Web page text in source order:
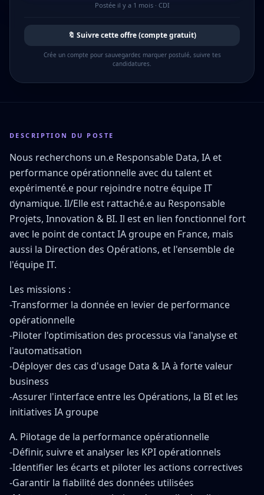
Postée il y a 1 mois· CDI
🔖 Suivre cette offre (compte gratuit)
Crée un compte pour sauvegarder, marquer postulé, suivre tes
candidatures.
DESCRIPTION DU POSTE
Nous recherchons un.e Responsable Data, IA et
performance opérationnelle avec du talent et
expérimenté.e pour rejoindre notre équipe IT
dynamique. Il/Elle est rattaché.e au Responsable
Projets, Innovation & BI. Il est en lien fonctionnel fort
avec le point de contact IA groupe en France, mais
aussi la Direction des Opérations, et l'ensemble de
l'équipe IT.
Les missions :
-Transformer la donnée en levier de performance
opérationnelle
-Piloter l'optimisation des processus via l'analyse et
l'automatisation
-Déployer des cas d'usage Data & IA à forte valeur
business
-Assurer l'interface entre les Opérations, la BI et les
initiatives IA groupe
A. Pilotage de la performance opérationnelle
-Définir, suivre et analyser les KPI opérationnels
-Identifier les écarts et piloter les actions correctives
-Garantir la fiabilité des données utilisées